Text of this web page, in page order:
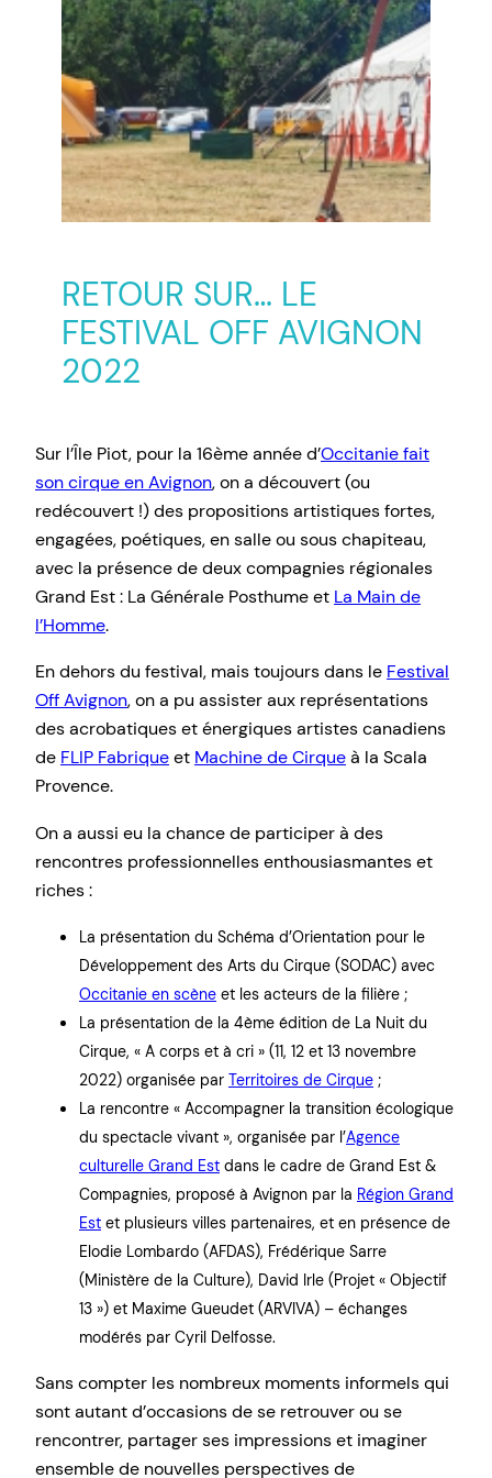
RETOUR SUR… LE
FESTIVAL OFF AVIGNON
2022
Sur l’Île Piot, pour la 16ème année d’Occitanie fait
son cirque en Avignon, on a découvert (ou
redécouvert !) des propositions artistiques fortes,
engagées, poétiques, en salle ou sous chapiteau,
avec la présence de deux compagnies régionales
Grand Est : La Générale Posthume et La Main de
l’Homme.
En dehors du festival, mais toujours dans le Festival
Off Avignon, on a pu assister aux représentations
des acrobatiques et énergiques artistes canadiens
de FLIP Fabriqueet Machine de Cirqueà la Scala
Provence.
On a aussi eu la chance de participer à des
rencontres professionnelles enthousiasmantes et
riches :
La présentation du Schéma d’Orientation pour le
Développement des Arts du Cirque (SODAC) avec
Occitanie en scène et les acteurs de la filière ;
La présentation de la 4ème édition de La Nuit du
Cirque, « A corps et à cri » (11, 12 et 13 novembre
2022) organisée par Territoires de Cirque ;
La rencontre « Accompagner la transition écologique
du spectacle vivant », organisée par l’Agence
culturelle Grand Est dans le cadre de Grand Est &
Compagnies, proposé à Avignon par la Région Grand
Est et plusieurs villes partenaires, et en présence de
Elodie Lombardo (AFDAS), Frédérique Sarre
(Ministère de la Culture), David Irle (Projet « Objectif
13 ») et Maxime Gueudet (ARVIVA) – échanges
modérés par Cyril Delfosse.
Sans compter les nombreux moments informels qui
sont autant d’occasions de se retrouver ou se
rencontrer, partager ses impressions et imaginer
ensemble de nouvelles perspectives de